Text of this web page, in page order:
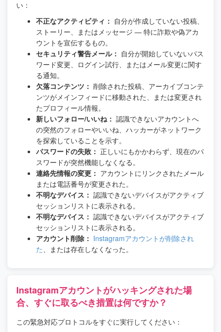
い：
不正なアクティビティ： 自分が作成していない投稿、
ストーリー、またはメッセージ — 特に詐欺や偽アカ
ウントを宣伝するもの。
セキュリティ警告メール： 自分が開始していないパス
ワード変更、ログイン試行、またはメール変更に関す
る通知。
欠落コンテンツ： 削除された投稿、アーカイブコンテ
ンツがメインフィードに移動された、または変更され
たプロフィール情報。
新しいフォロー/いいね： 認識できないアカウントへ
の突然のフォローやいいね、ハッカーがネットワーク
を探索していることを示す。
パスワードの失敗： 正しいにもかかわらず、現在のパ
スワードが突然機能しなくなる。
連絡先情報の変更： アカウントにリンクされたメール
または電話番号が変更された。
不明なデバイス： 認識できないデバイスがアクティブ
セッションリストに表示される。
不明なデバイス： 認識できないデバイスがアクティブ
セッションリストに表示される。
アカウント削除： Instagramアカウントが削除され
た、または存在しなくなった。
Instagramアカウントがハッキングされた場
合、すぐに取るべき措置は何ですか？
この緊急対応プロトコルをすぐに実行してください：